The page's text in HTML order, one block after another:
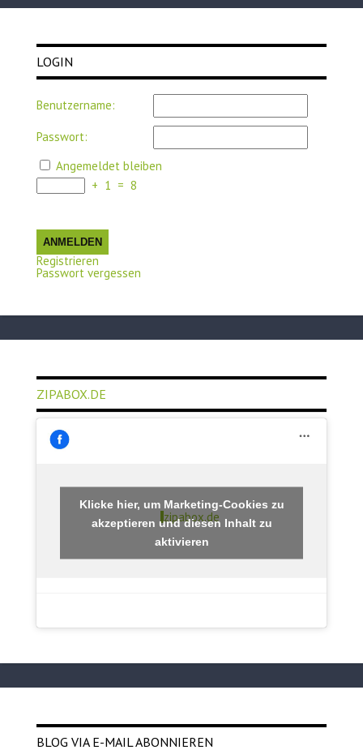
LOGIN
Benutzername:
Passwort:
Angemeldet bleiben
+ 1 = 8
ANMELDEN
Registrieren
Passwort vergessen
ZIPABOX.DE
zipabox.de
Klicke hier, um Marketing-Cookies zu
akzeptieren und diesen Inhalt zu
aktivieren
BLOG VIA E-MAIL ABONNIEREN